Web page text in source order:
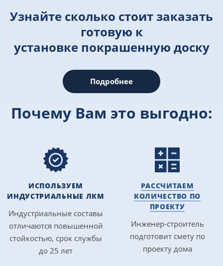
Узнайте сколько стоит заказать
готовую к
установке покрашенную доску
Подробнее
Почему Вам это выгодно:
ИСПОЛЬЗУЕМ
ИНДУСТРИАЛЬНЫЕ ЛКМ
Индустриальные составы
отличаются повышенной
стойкостью, срок службы
до 25 лет
РАССЧИТАЕМ
КОЛИЧЕСТВО ПО
ПРОЕКТУ
Инженер-строитель
подготовит смету по
проекту дома